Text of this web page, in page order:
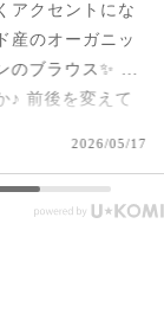
アクセントにな
産のオーガニッ
のブラウス✨ 軽
えて
けど、刺繍面を
はリネンジレと
2026/05/17